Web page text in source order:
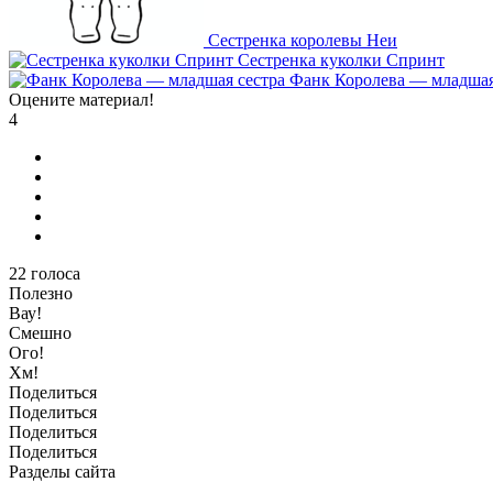
Сестренка королевы Неи
Сестренка куколки Спринт
Фанк Королева — младшая
Оцените материал!
4
22 голоса
Полезно
Вау!
Смешно
Ого!
Хм!
Поделиться
Поделиться
Поделиться
Поделиться
Разделы сайта